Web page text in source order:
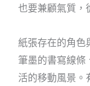
也要兼顧氣質，
紙張存在的角色
筆墨的書寫線條
活的移動風景。